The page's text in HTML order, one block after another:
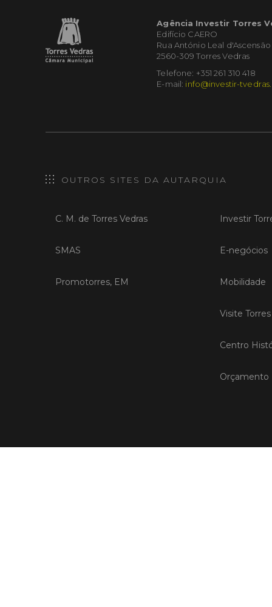
Agência Investir Torres
Edifício CAERO
Rua António Leal d'Ascensão
2560-309 Torres Vedras
Telefone: +351 261 310 418
E-mail: info@investir-
OUTROS SITES DA AUTARQUIA
C. M. de Torres Vedras
SMAS
Promotorres, EM
Investir
E-negócios
Mobilidade
Visite
Centro
Orçamento